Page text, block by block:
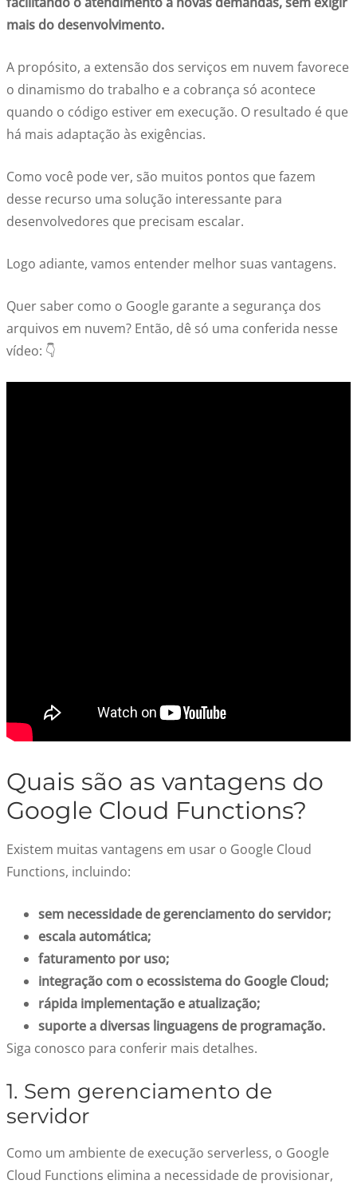
mais do desenvolvimento.
A propósito, a extensão dos serviços em nuvem favorece
o dinamismo do trabalho e a cobrança só acontece
quando o código estiver em execução. O resultado é que
há mais adaptação às exigências.
Como você pode ver, são muitos pontos que fazem
desse recurso uma solução interessante para
desenvolvedores que precisam escalar.
Logo adiante, vamos entender melhor suas vantagens.
Quer saber como o Google garante a segurança dos
arquivos em nuvem? Então, dê só uma conferida nesse
vídeo: 👇
Quais são as vantagens do
Google Cloud Functions?
Existem muitas vantagens em usar o Google Cloud
Functions, incluindo:
sem necessidade de gerenciamento do servidor;
escala automática;
faturamento por uso;
integração com o ecossistema do Google Cloud;
rápida implementação e atualização;
suporte a diversas linguagens de programação.
Siga conosco para conferir mais detalhes.
1. Sem gerenciamento de
servidor
Como um ambiente de execução serverless, o Google
Cloud Functions elimina a necessidade de provisionar,